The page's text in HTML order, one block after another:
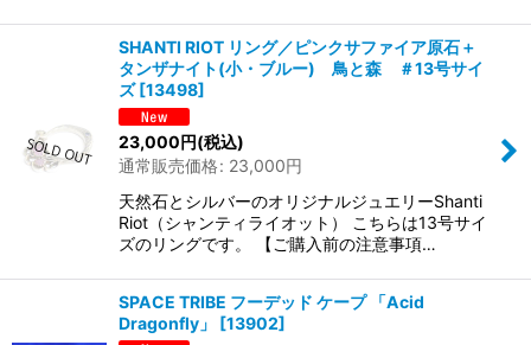
SHANTI RIOT リング／ピンクサファイア原石＋
タンザナイト(小・ブルー) 鳥と森 ＃13号サイ
ズ [13498]
23,000円(税込)
通常販売価格: 23,000円
天然石とシルバーのオリジナルジュエリーShanti
Riot（シャンティライオット） こちらは13号サイ
ズのリングです。 【ご購入前の注意事項…
SPACE TRIBE フーデッド ケープ 「Acid
Dragonfly」
[13902]